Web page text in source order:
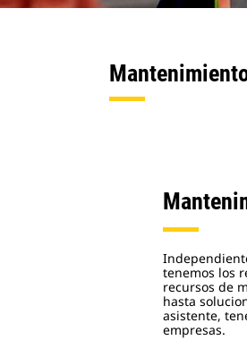
tenemos los
recursos de
hasta
asistente,
empresas.